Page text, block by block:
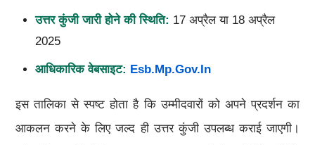
उत्तर कुंजी जारी होने की स्थिति: 17 अप्रैल या 18 अप्रैल
2025
आधिकारिक वेबसाइट: Esb.mp.gov.in
इस तालिका से स्पष्ट होता है कि उम्मीदवारों को अपने प्रदर्शन का
आकलन करने के लिए जल्द ही उत्तर कुंजी उपलब्ध कराई जाएगी।